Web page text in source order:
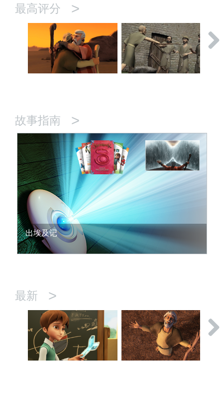
最高评分 >
故事指南 >
出埃及记
最新 >